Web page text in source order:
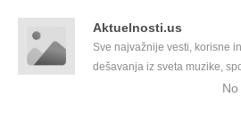
Aktuelnosti.us
Sve najvažnije vesti, korisne
dešavanja iz sveta muzike,
još mnogo toga zanimljivog.